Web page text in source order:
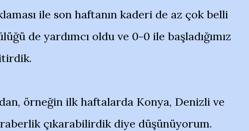
ile son haftanın kaderi de az çok belli
de yardımcı oldu ve 0-0 ile başladığımız
örneğin ilk haftalarda Konya, Denizli ve
çıkarabilirdik diye düşünüyorum.